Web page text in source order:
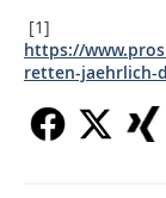
[1]
https://
retten-jaehrlich-